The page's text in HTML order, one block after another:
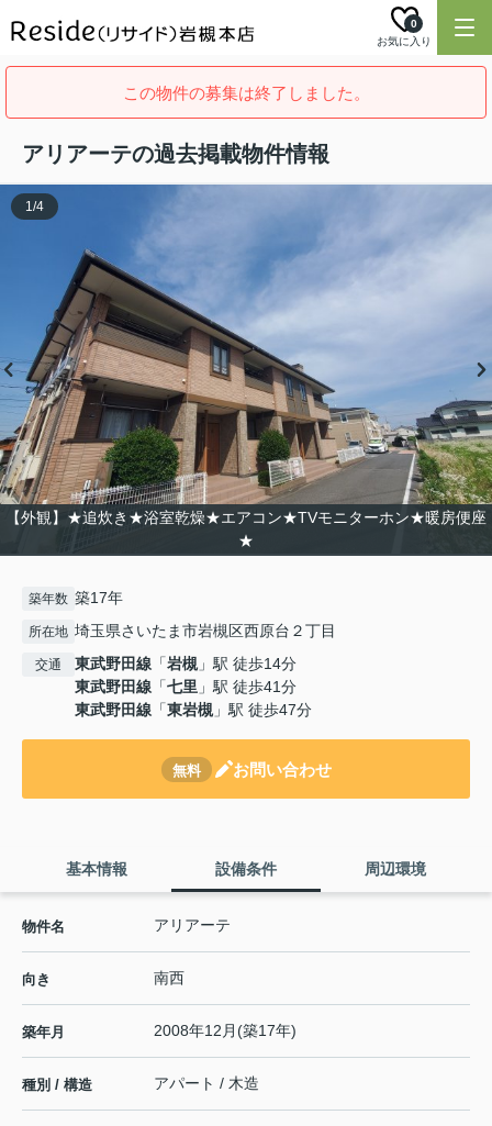
お気に入り
0
この物件の募集は終了しました。
アリアーテの過去掲載物件情報
【外観】★追炊き★浴室乾燥★エアコン★TVモニターホン★暖房便座
★
1/4
築年数 築17年
所在地 埼玉県さいたま市岩槻区西原台２丁目
交通 東武野田線 「岩槻 」駅 徒歩14分
東武野田線 「七里 」駅 徒歩41分
東武野田線 「東岩槻 」駅 徒歩47分
無料 お問い合わせ
基本情報 設備条件 周辺環境
物件名 アリアーテ
向き 南西
築年月 2008年12月(築17年)
種別 / 構造 アパート / 木造